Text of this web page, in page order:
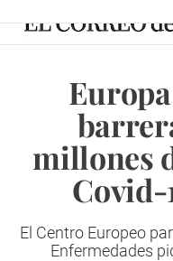
millones
Covid-
El Centro Europeo
Enfermedades